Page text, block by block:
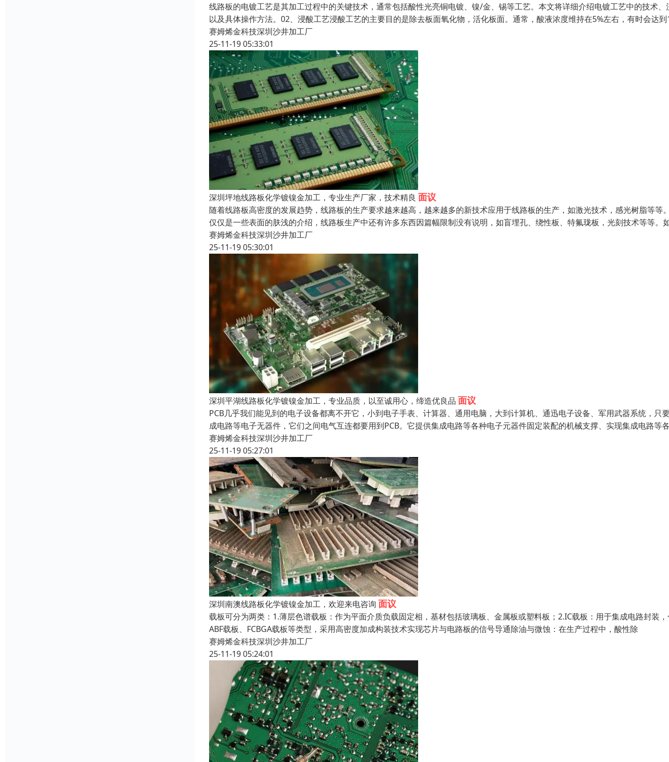
线路板的电镀工艺是其加工过程中的关键技术，通常包括酸性光亮铜电镀、镍/金、锡等工艺。本文将详细介绍电镀工艺中的技术、
以及具体操作方法。02、浸酸工艺浸酸工艺的主要目的是除去板面氧化物，活化板面。通常，酸液浓度维持在5%左右，有时会达到
赛姆烯金科技深圳沙井加工厂
25-11-19 05:33:01
深圳坪地线路板化学镀镍金加工，专业生产厂家，技术精良 面议
随着线路板高密度的发展趋势，线路板的生产要求越来越高，越来越多的新技术应用于线路板的生产，如激光技术，感光树脂等等
仅仅是一些表面的肤浅的介绍，线路板生产中还有许多东西因篇幅限制没有说明，如盲埋孔、绕性板、特氟珑板，光刻技术等等。
赛姆烯金科技深圳沙井加工厂
25-11-19 05:30:01
深圳平湖线路板化学镀镍金加工，专业品质，以至诚用心，缔造优良品 面议
PCB几乎我们能见到的电子设备都离不开它，小到电子手表、计算器、通用电脑，大到计算机、通迅电子设备、军用武器系统，只
成电路等电子无器件，它们之间电气互连都要用到PCB。它提供集成电路等各种电子元器件固定装配的机械支撑、实现集成电路等
赛姆烯金科技深圳沙井加工厂
25-11-19 05:27:01
深圳南澳线路板化学镀镍金加工，欢迎来电咨询 面议
载板可分为两类：1.薄层色谱载板：作为平面介质负载固定相，基材包括玻璃板、金属板或塑料板；2.IC载板：用于集成电路封装
ABF载板、FCBGA载板等类型，采用高密度加成构装技术实现芯片与电路板的信号导通除油与微蚀：在生产过程中，酸性除
赛姆烯金科技深圳沙井加工厂
25-11-19 05:24:01